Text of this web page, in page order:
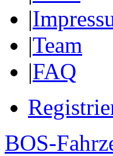
|
|Team
|FAQ
BOS-